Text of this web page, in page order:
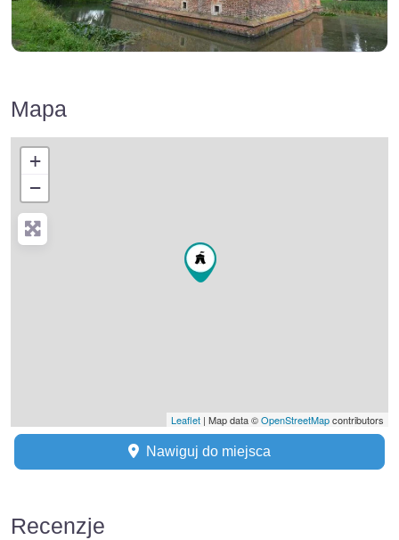
Mapa
+
−
Leaflet | Map data ©OpenStreetMapcontributors
Nawiguj do miejsca
Recenzje